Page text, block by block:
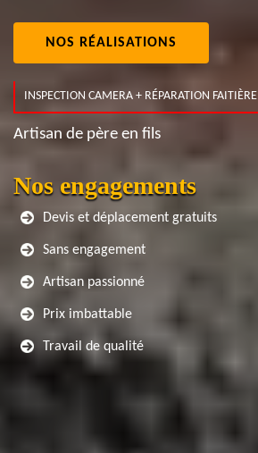
NOS RÉALISATIONS
INSPECTION CAMERA + RÉPARATION FAITIÈRE
Artisan de père en fils
Nos engagements
Devis et déplacement gratuits
Sans engagement
Artisan passionné
Prix imbattable
Travail de qualité